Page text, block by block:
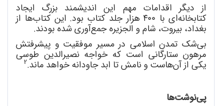
از دیگر اقدامات مهم این اندیشمند بزرگ ایجاد
کتابخانهای با ٤٠٠ هزار جلد کتاب بود. این کتاب ها از
بغداد، بیروت، شام و الجزیره جمعآوری شده بودند.
بیشک تمدن اسلامی در مسیر موفقیت و پیشرفتش
مرهون ستارگانی است که خواجه نصیرالدین طوسی
یکی از آنهاست و نامش تا ابد جاودانه خواهد ماند.2
پینوشتها